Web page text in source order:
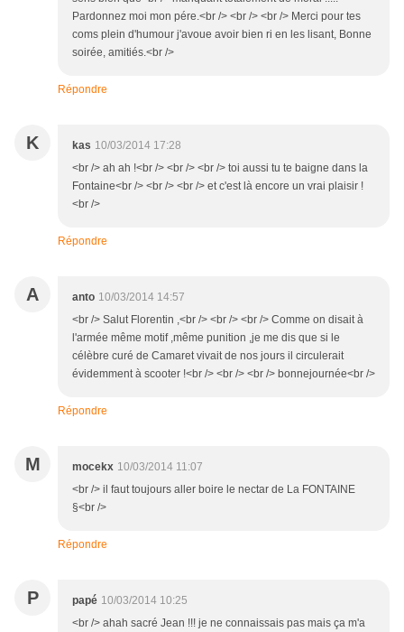
Pardonnez moi mon pére.<br /> <br /> <br /> Merci pour tes
coms plein d'humour j'avoue avoir bien ri en les lisant, Bonne
soirée, amitiés.<br />
Répondre
K kas 10/03/2014 17:28
<br /> ah ah !<br /> <br /> <br /> toi aussi tu te baigne dans la
Fontaine<br /> <br /> <br /> et c'est là encore un vrai plaisir !
<br />
Répondre
A anto 10/03/2014 14:57
<br /> Salut Florentin ,<br /> <br /> <br /> Comme on disait à
l'armée même motif ,même punition ,je me dis que si le
célèbre curé de Camaret vivait de nos jours il circulerait
évidemment à scooter !<br /> <br /> <br /> bonnejournée<br />
Répondre
M mocekx 10/03/2014 11:07
<br /> il faut toujours aller boire le nectar de La FONTAINE
§<br />
Répondre
P papé 10/03/2014 10:25
<br /> ahah sacré Jean !!! je ne connaissais pas mais ça m'a